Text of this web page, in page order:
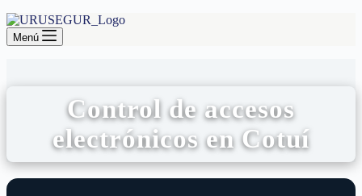
Menú
Control de accesos
electrónicos en Cotuí